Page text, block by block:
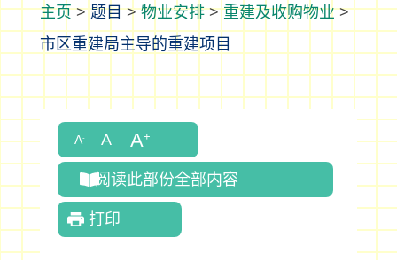
>题目>物业安排>重建及收购物业>
市区重建局主导的重建项目
阅读此部份全部内容
打印